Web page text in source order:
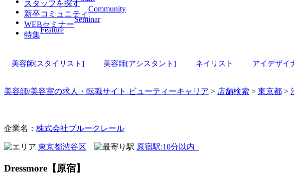
スタッフを探す
新卒コミュニティ
Community
WEBセミナー
Seminar
特集
Feature
美容師[スタイリスト] 美容師[アシスタント] ネイリスト アイデザイ
美容師/美容室の求人・転職サイト ビューティーキャリア > 店舗検索 > 東京都 >
企業名： 株式会社ブルークレール
東京都渋谷区 原宿駅:10分以内
Dressmore【原宿】